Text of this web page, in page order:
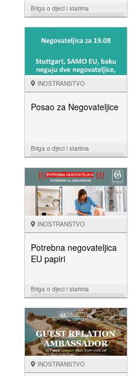
Briga o djeci i starima
INOSTRANSTVO
Posao za Negovateljice
Briga o djeci i starima
NUDIM
INOSTRANSTVO
Potrebna negovateljica
EU papiri
Briga o djeci i starima
NUDIM
INOSTRANSTVO